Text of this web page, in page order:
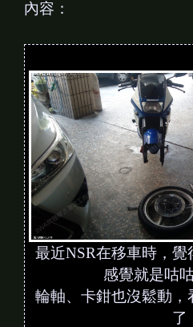
內容：
最近NSR在移車時，覺
感覺就是咕
輪軸、卡鉗也沒鬆動
了